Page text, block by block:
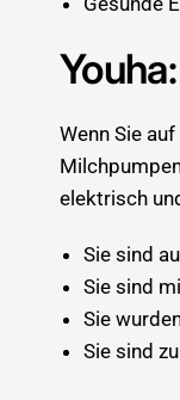
Wenn Sie
elektrisch
Sie sind
Sie sind
Sie
Sie sind